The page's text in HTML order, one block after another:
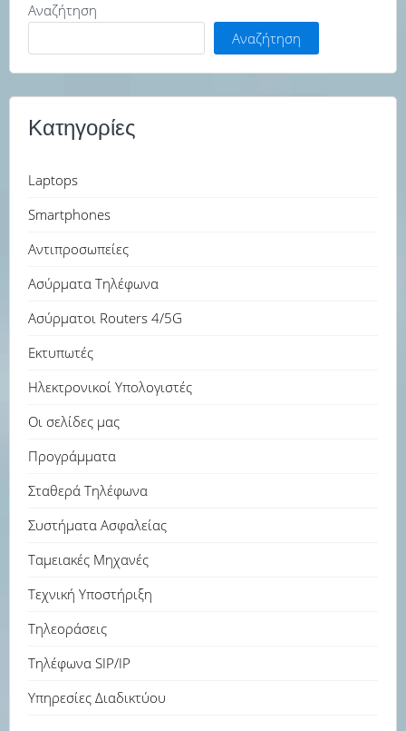
Αναζήτηση
Αναζήτηση
Κατηγορίες
Laptops
Smartphones
Αντιπροσωπείες
Ασύρματα Τηλέφωνα
Ασύρματοι Routers 4/5G
Εκτυπωτές
Ηλεκτρονικοί Υπολογιστές
Οι σελίδες μας
Προγράμματα
Σταθερά Τηλέφωνα
Συστήματα Ασφαλείας
Ταμειακές Μηχανές
Τεχνική Υποστήριξη
Τηλεοράσεις
Τηλέφωνα SIP/IP
Υπηρεσίες Διαδικτύου